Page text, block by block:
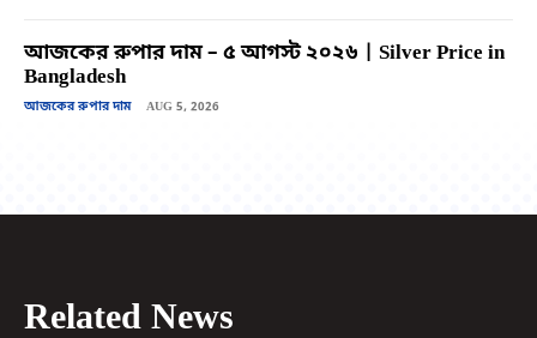
আজকের রুপার দাম – ৫ আগস্ট ২০২৬ | Silver Price in
Bangladesh
আজকের রুপার দাম AUG 5, 2026
Related News